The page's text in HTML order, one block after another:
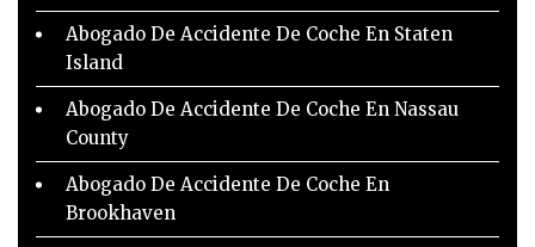
Abogado De Accidente De Coche En Staten
Island
Abogado De Accidente De Coche En Nassau
County
Abogado De Accidente De Coche En
Brookhaven